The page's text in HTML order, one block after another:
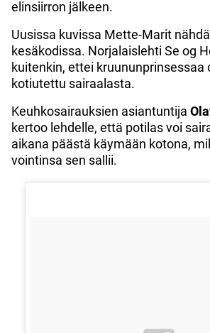
elinsiirron jälkeen.
Uusissa kuvissa Mette-Marit
kesäkodissa. Norjalaislehti Se og
kuitenkin, ettei kruununprinsessaa
kotiutettu sairaalasta.
Keuhkosairauksien asiantuntija
kertoo lehdelle, että potilas voi
aikana päästä käymään kotona,
vointinsa sen sallii.